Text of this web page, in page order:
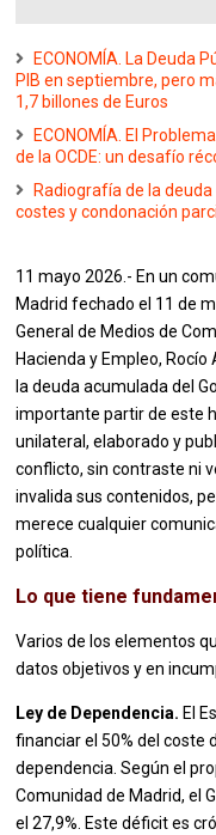
ECONOMÍA. La Deuda
PIB en septiembre, pero
1,7 billones de Euros
ECONOMÍA. El
de la OCDE: un desafío
Radiografía de la
costes y condonación
11 mayo 2026.- En un
Madrid fechado el 11 de
General de Medios de
Hacienda y Empleo,
la deuda acumulada del
importante partir de este
unilateral, elaborado y
conflicto, sin contraste ni
invalida sus contenidos,
merece cualquier
política.
Lo que tiene
Varios de los elementos
datos objetivos y en
Ley de Dependencia. El
financiar el 50% del coste
dependencia. Según el
Comunidad de Madrid, el
el 27,9%. Este déficit es